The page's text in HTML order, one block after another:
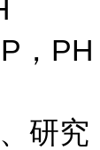
，PH
研究